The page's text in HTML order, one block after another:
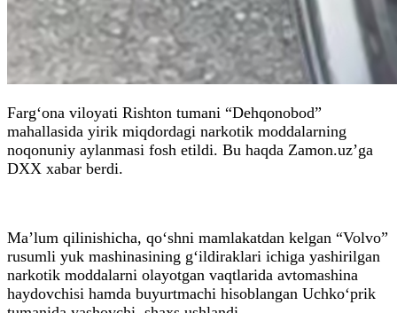
Farg‘ona viloyati Rishton tumani “Dehqonobod”
mahallasida yirik miqdordagi narkotik moddalarning
noqonuniy aylanmasi fosh etildi. Bu haqda Zamon.uz’ga
DXX xabar berdi.
Ma’lum qilinishicha, qo‘shni mamlakatdan kelgan “Volvo”
rusumli yuk mashinasining g‘ildiraklari ichiga yashirilgan
narkotik moddalarni olayotgan vaqtlarida avtomashina
haydovchisi hamda buyurtmachi hisoblangan Uchko‘prik